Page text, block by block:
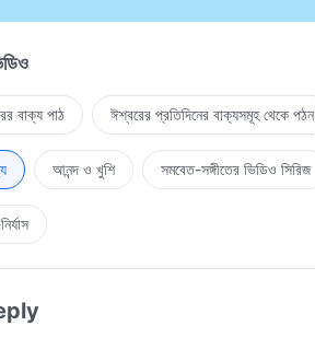
বাক্য পাঠ ঈশ্বরের প্রতিদিনের বাক্যসমূহ থেকে পঠন
আনন্দ ও খুশি সমবেত-সঙ্গীতের ভিডিও সিরিজ